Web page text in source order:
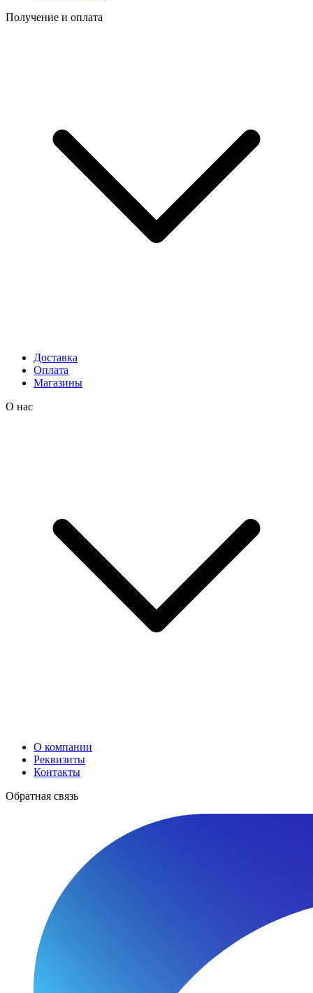
Получение и оплата
Доставка
Оплата
Магазины
О нас
О компании
Реквизиты
Контакты
Обратная связь